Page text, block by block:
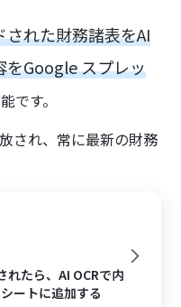
れた財務諸表をAI
をGoogle スプレッ
です。
され、常に最新の財務
たら、AI OCRで内
ートに追加する